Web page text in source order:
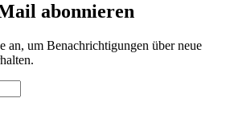
abonnieren
an, um Benachrichtigungen über neue